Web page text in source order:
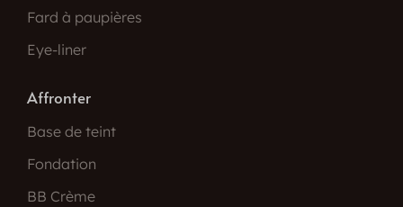
Fard à paupières
Eye-liner
Affronter
Base de teint
Fondation
BB Crème